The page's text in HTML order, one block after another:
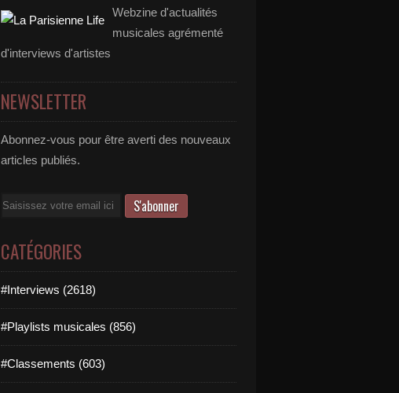
Webzine d'actualités
musicales agrémenté
d'interviews d'artistes
NEWSLETTER
Abonnez-vous pour être averti des nouveaux
articles publiés.
Email
CATÉGORIES
#Interviews (2618)
#Playlists musicales (856)
#Classements (603)